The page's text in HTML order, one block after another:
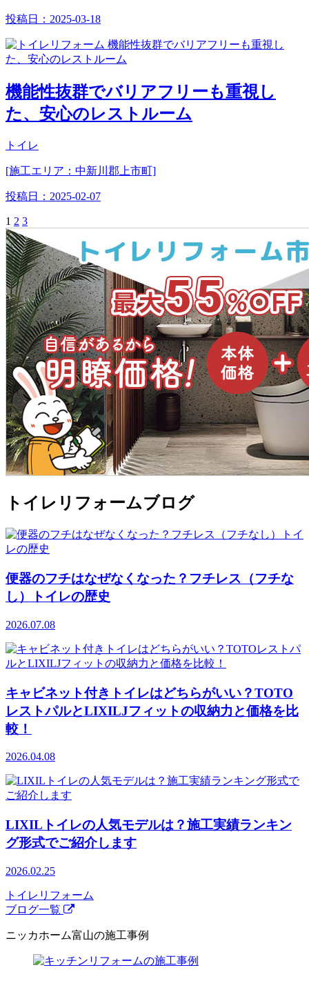
投稿日： 2025-03-18
機能性抜群でバリアフリーも重視し
た、安心のレストルーム
トイレ
[施工エリア：中新川郡上市町]
投稿日： 2025-02-07
1 2 3
トイレリフォームブログ
便器のフチはなぜなくなった？フチレス（フチな
し）トイレの歴史
2026.07.08
キャビネット付きトイレはどちらがいい？TOTO
レストパルとLIXILJフィットの収納力と価格を比
較！
2026.04.08
LIXILトイレの人気モデルは？施工実績ランキン
グ形式でご紹介します
2026.02.25
トイレリフォーム
ブログ一覧
ニッカホーム富山の施工事例